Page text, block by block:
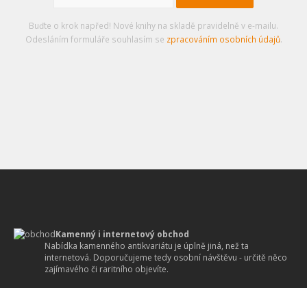
Buďte o krok napřed! Nové knihy na skladě pravidelně v e-mailu.
Odesláním formuláře souhlasím se zpracováním osobních údajů.
Kamenný i internetový obchod
Nabídka kamenného antikvariátu je úplně jiná, než ta
internetová. Doporučujeme tedy osobní návštěvu - určitě něco
zajímavého či raritního objevíte.